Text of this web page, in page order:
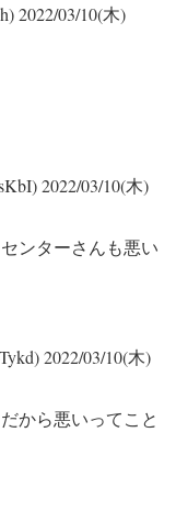
2022/03/10(木)
2022/03/10(木)
ンターさんも悪い
2022/03/10(木)
から悪いってこと